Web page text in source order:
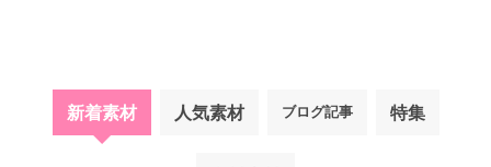
新着素材 人気素材 ブログ記事 特集